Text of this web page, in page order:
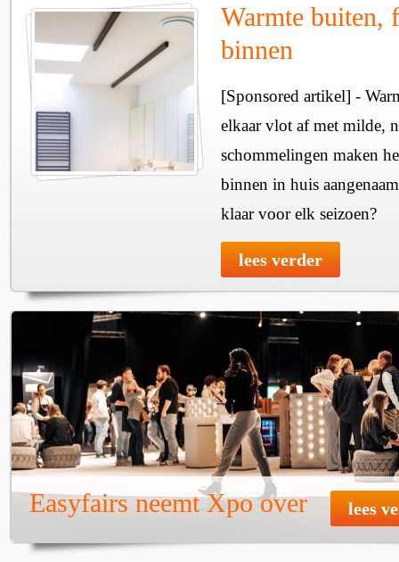
Warmte buiten,
binnen
[Sponsored artikel] -
elkaar vlot af met milde,
schommelingen maken
binnen in huis
klaar voor elk seizoen?
lees verder
Easyfairs neemt Xpo over lees